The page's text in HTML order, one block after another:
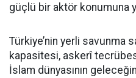
güçlü bir aktör konumuna
Türkiye’nin yerli savunma
kapasitesi, askerî
İslam dünyasının